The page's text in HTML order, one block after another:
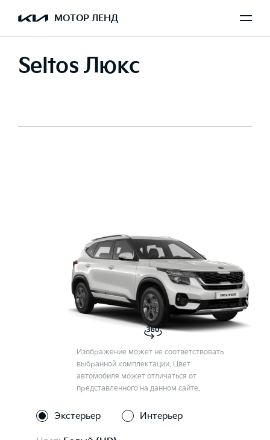
МОТОР ЛЕНД
Seltos Люкс
Изображение может не соответствовать
выбранной комплектации. Цвет
автомобиля может отличаться от
представленного на данном сайте.
Экстерьер Интерьер